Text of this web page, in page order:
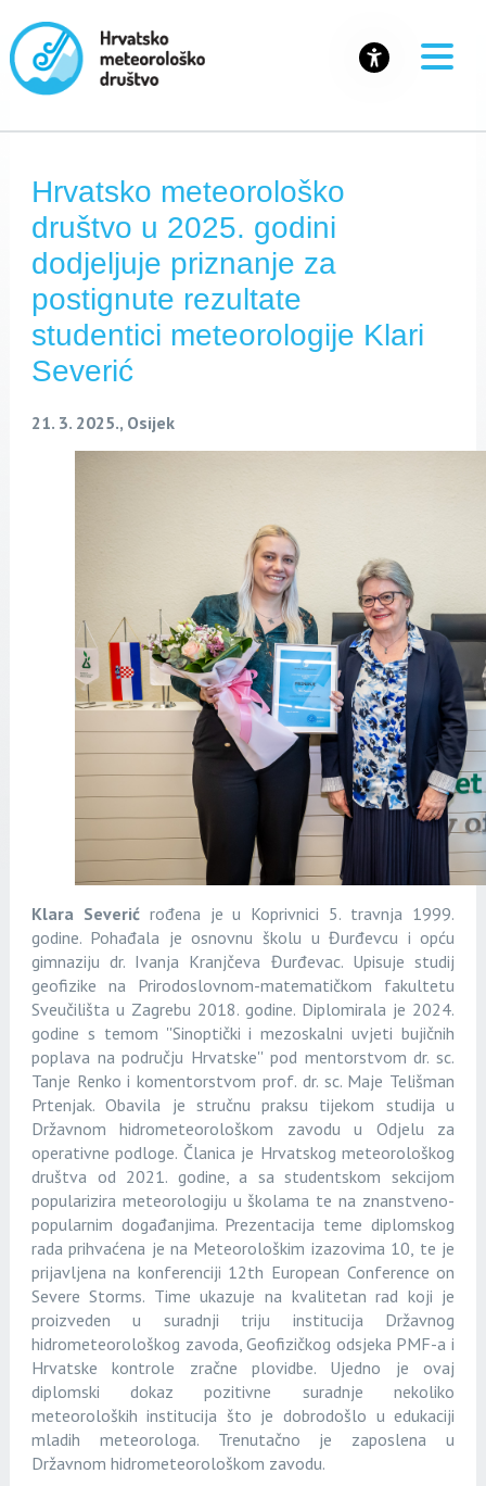
Hrvatsko meteorološko
društvo u 2025. godini
dodjeljuje priznanje za
postignute rezultate
studentici meteorologije Klari
Severić
21. 3. 2025., Osijek
Klara Severićrođena je u Koprivnici 5. travnja 1999.
godine. Pohađala je osnovnu školu u Đurđevcu i opću
gimnaziju dr. Ivanja Kranjčeva Đurđevac. Upisuje studij
geofizike na Prirodoslovnom-matematičkom fakultetu
Sveučilišta u Zagrebu 2018. godine. Diplomirala je 2024.
godine s temom ''Sinoptički i mezoskalni uvjeti bujičnih
poplava na području Hrvatske'' pod mentorstvom dr. sc.
Tanje Renko i komentorstvom prof. dr. sc. Maje Telišman
Prtenjak. Obavila je stručnu praksu tijekom studija u
Državnom hidrometeorološkom zavodu u Odjelu za
operativne podloge. Članica je Hrvatskog meteorološkog
društva od 2021. godine, a sa studentskom sekcijom
popularizira meteorologiju u školama te na znanstveno-
popularnim događanjima. Prezentacija teme diplomskog
rada prihvaćena je na Meteorološkim izazovima 10, te je
prijavljena na konferenciji 12th European Conference on
Severe Storms. Time ukazuje na kvalitetan rad koji je
proizveden u suradnji triju institucija Državnog
hidrometeorološkog zavoda, Geofizičkog odsjeka PMF-a i
Hrvatske kontrole zračne plovidbe. Ujedno je ovaj
diplomski dokaz pozitivne suradnje nekoliko
meteoroloških institucija što je dobrodošlo u edukaciji
mladih meteorologa. Trenutačno je zaposlena u
Državnom hidrometeorološkom zavodu.